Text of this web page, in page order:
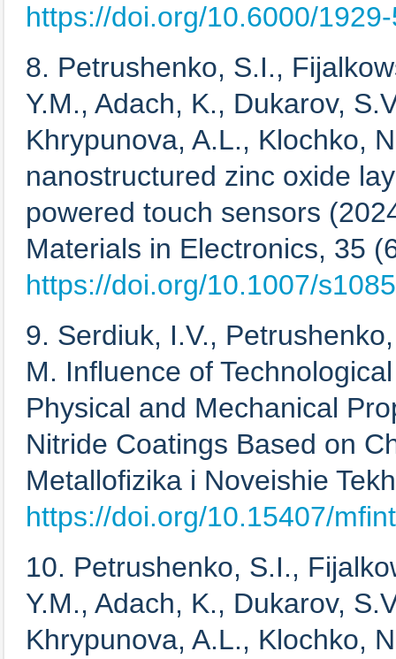
https://doi.org/10.6000/
8. Petrushenko, S.I.,
Y.M., Adach, K., Dukarov,
Khrypunova, A.L., Klochko,
nanostructured zinc oxide
powered touch sensors
Materials in Electronics, 35
https://doi.org/10.1007/
9. Serdiuk, I.V.,
M. Influence of
Physical and Mechanical
Nitride Coatings Based on
Metallofizika i Noveishie
https://doi.org/10.15407/
10. Petrushenko, S.I.,
Y.M., Adach, K., Dukarov,
Khrypunova, A.L., Klochko,